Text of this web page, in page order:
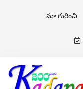
మా గురించి